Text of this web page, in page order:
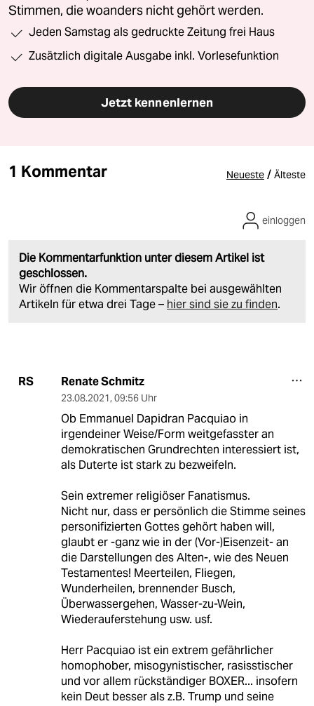
Stimmen, die woanders nicht gehört werden.
Jeden Samstag als gedruckte Zeitung frei Haus
Zusätzlich digitale Ausgabe inkl. Vorlesefunktion
Jetzt kennenlernen
1 Kommentar Neueste / Älteste
Die Kommentarfunktion unter diesem Artikel ist
geschlossen.
Wir öffnen die Kommentarspalte bei ausgewählten
Artikeln für etwa drei Tage – hier sind sie zu finden.
einloggen
RS Renate Schmitz
23.08.2021, 09:56 Uhr
Ob Emmanuel Dapidran Pacquiao in
irgendeiner Weise/Form weitgefasster an
demokratischen Grundrechten interessiert ist,
als Duterte ist stark zu bezweifeln.
Sein extremer religiöser Fanatismus.
Nicht nur, dass er persönlich die Stimme seines
personifizierten Gottes gehört haben will,
glaubt er -ganz wie in der (Vor-)Eisenzeit- an
die Darstellungen des Alten-, wie des Neuen
Testamentes! Meerteilen, Fliegen,
Wunderheilen, brennender Busch,
Überwassergehen, Wasser-zu-Wein,
Wiederauferstehung usw. usf.
Herr Pacquiao ist ein extrem gefährlicher
homophober, misogynistischer, rasisstischer
und vor allem rückständiger BOXER... insofern
kein Deut besser als z.B. Trump und seine